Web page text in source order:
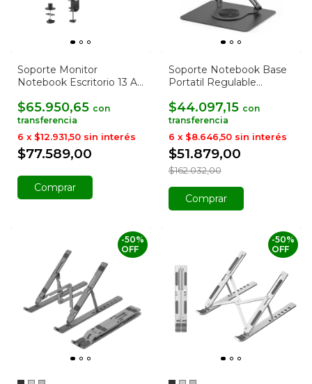
Soporte Monitor
Notebook Escritorio 13 A
$65.950,65 con
$77.589,00
6 x $12.931,50 sin interés
Comprar
Soporte Notebook Base
Portatil Regulable
$44.097,15 con
$51.879,00
$162.032,00
6 x $8.646,50 sin interés
Comprar
-50%
OFF
-50%
OFF